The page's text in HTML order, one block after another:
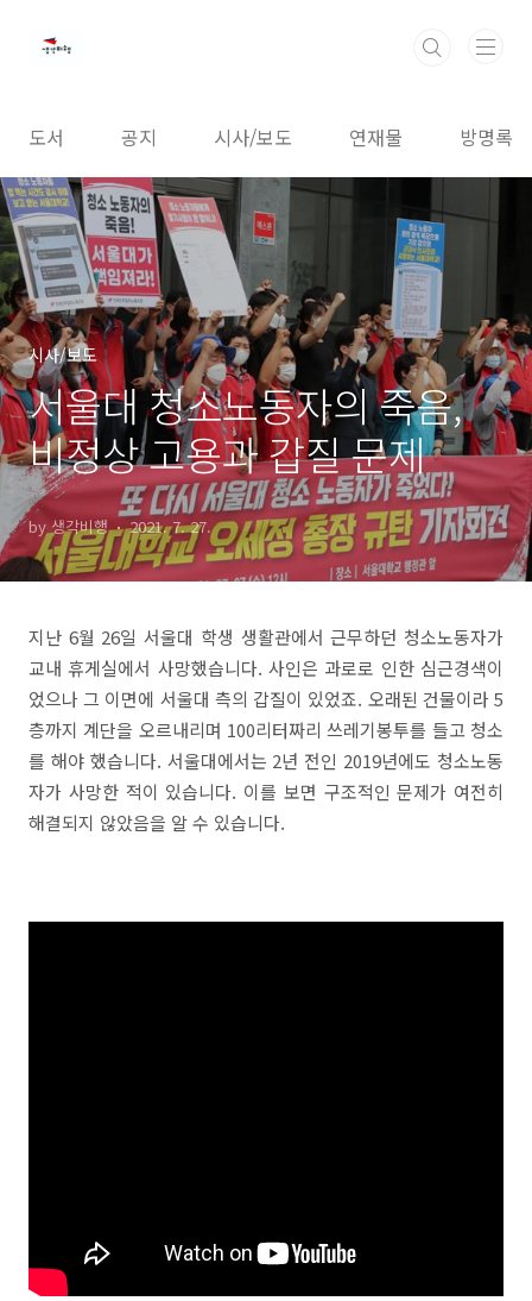
도서 공지 시사/보도 연재물 방명록
시사/보도
서울대 청소노동자의 죽음,
비정상 고용과 갑질 문제
by 생각비행 2021. 7. 27.
지난 6월 26일 서울대 학생 생활관에서 근무하던 청소노동자가
교내 휴게실에서 사망했습니다. 사인은 과로로 인한 심근경색이
었으나 그 이면에 서울대 측의 갑질이 있었죠. 오래된 건물이라 5
층까지 계단을 오르내리며 100리터짜리 쓰레기봉투를 들고 청소
를 해야 했습니다. 서울대에서는 2년 전인 2019년에도 청소노동
자가 사망한 적이 있습니다. 이를 보면 구조적인 문제가 여전히
해결되지 않았음을 알 수 있습니다.